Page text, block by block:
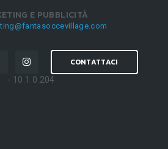
E PUBBLICITÀ
CONTATTACI
- 10.1.0.204